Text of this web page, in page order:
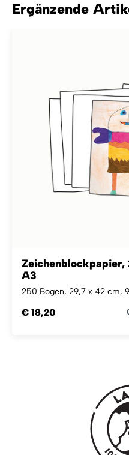
Ergänzende
Zeichenblockpapier,
A3
250 Bogen, 29,7 x 42 cm,
€ 18,20